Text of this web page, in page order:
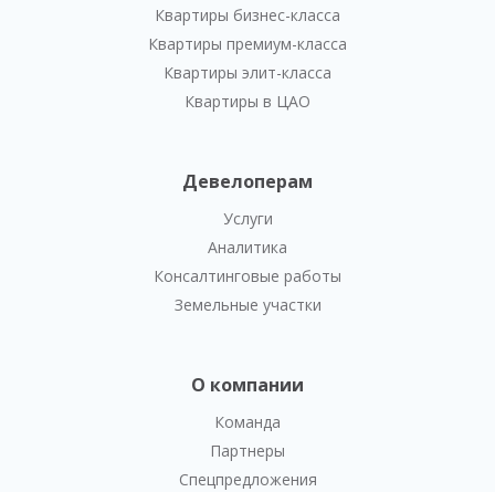
Квартиры бизнес-класса
Квартиры премиум-класса
Квартиры элит-класса
Квартиры в ЦАО
Девелоперам
Услуги
Аналитика
Консалтинговые работы
Земельные участки
О компании
Команда
Партнеры
Спецпредложения